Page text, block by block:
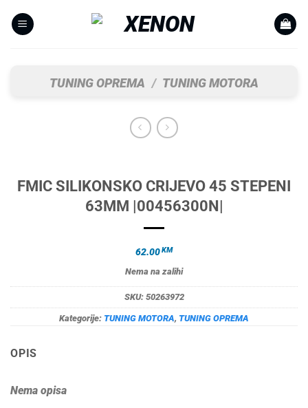
TUNING OPREMA / TUNING MOTORA
FMIC SILIKONSKO CRIJEVO 45 STEPENI
63MM |00456300N|
62.00KM
Nema na zalihi
SKU: 50263972
Kategorije: TUNING MOTORA, TUNING OPREMA
OPIS
Nema opisa